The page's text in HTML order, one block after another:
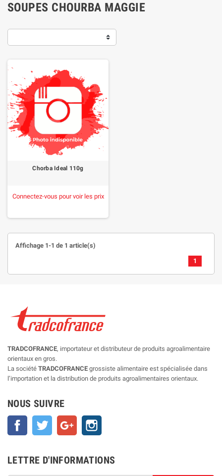
SOUPES CHOURBA MAGGIE
Chorba Ideal 110g
Connectez-vous pour voir les prix
Affichage 1-1 de 1 article(s)
1
TRADCOFRANCE, importateur et distributeur de produits agroalimentaire
orientaux en gros.
La société TRADCOFRANCE grossiste alimentaire est spécialisée dans
l’importation et la distribution de produits agroalimentaires orientaux.
NOUS SUIVRE
Facebook Twitter Google+
LETTRE D'INFORMATIONS